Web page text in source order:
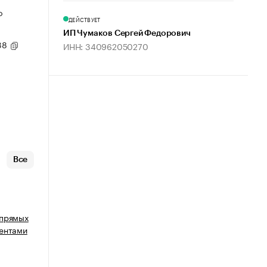
Все
ДЕЙСТВУЕТ
ИП Чумаков Сергей Федорович
ИНН: 340962050270